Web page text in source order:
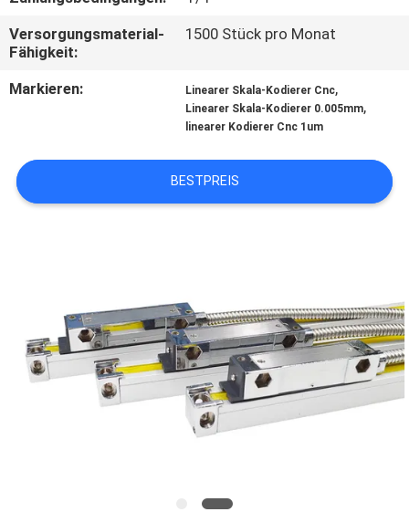
NEUIGKEITEN
RECHTSSACHEN
SITEMAP
Versorgungsmaterial-
Fähigkeit:
1500 Stück pro Monat
Markieren: Linearer Skala-Kodierer Cnc,
Linearer Skala-Kodierer 0.005mm,
linearer Kodierer Cnc 1um
BESTPREIS